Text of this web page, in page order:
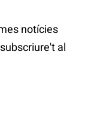
notícies
al